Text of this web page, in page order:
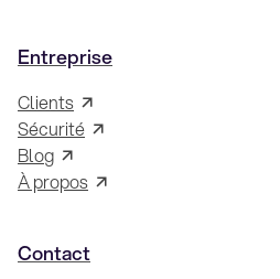
Entreprise
Clients
Sécurité
Blog
À propos
Contact